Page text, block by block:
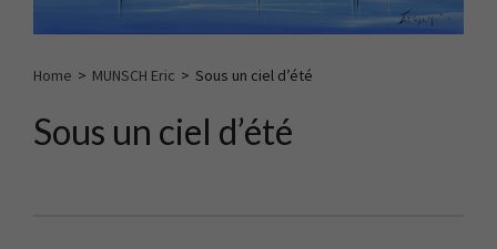
Home > MUNSCH Eric > Sous un ciel d’été
Sous un ciel d’été